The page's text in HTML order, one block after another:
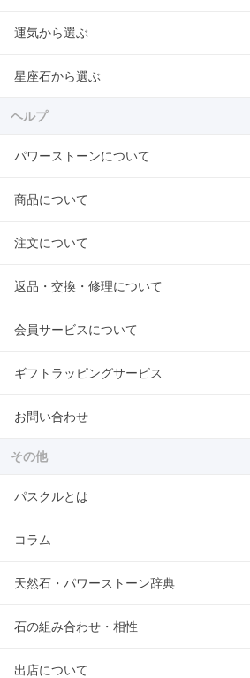
運気から選ぶ
星座石から選ぶ
ヘルプ
パワーストーンについて
商品について
注文について
返品・交換・修理について
会員サービスについて
ギフトラッピングサービス
お問い合わせ
その他
パスクルとは
コラム
天然石・パワーストーン辞典
石の組み合わせ・相性
出店について